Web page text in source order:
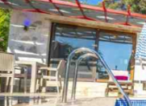
Russian